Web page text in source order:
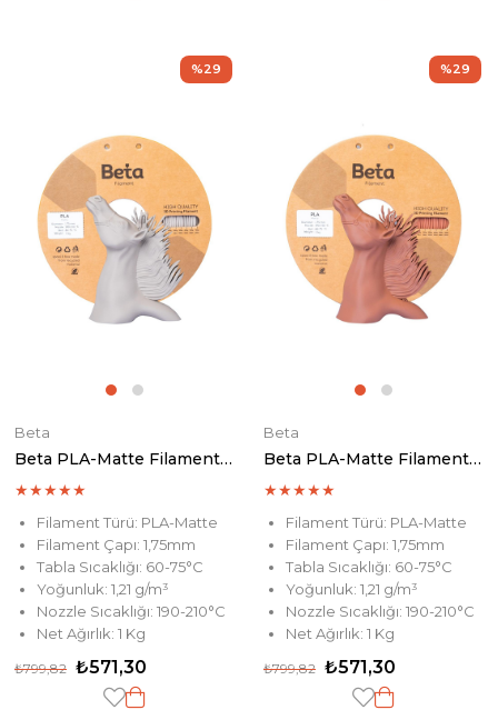
Beta
Beta PLA-Matte Filament Warm Grey
★★★★★
Filament Türü: PLA-Matte
Filament Çapı: 1,75mm
Tabla Sıcaklığı: 60-75°C
Yoğunluk: 1,21 g/m³
Nozzle Sıcaklığı: 190-210°C
Net Ağırlık: 1 Kg
₺571,30
₺799,82
%29
Beta
Beta PLA-Matte Filament Terracotta
★★★★★
Filament Türü: PLA-Matte
Filament Çapı: 1,75mm
Tabla Sıcaklığı: 60-75°C
Yoğunluk: 1,21 g/m³
Nozzle Sıcaklığı: 190-210°C
Net Ağırlık: 1 Kg
₺571,30
₺799,82
%29